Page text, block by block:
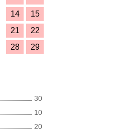
14
15
21
22
28
29
30
10
20